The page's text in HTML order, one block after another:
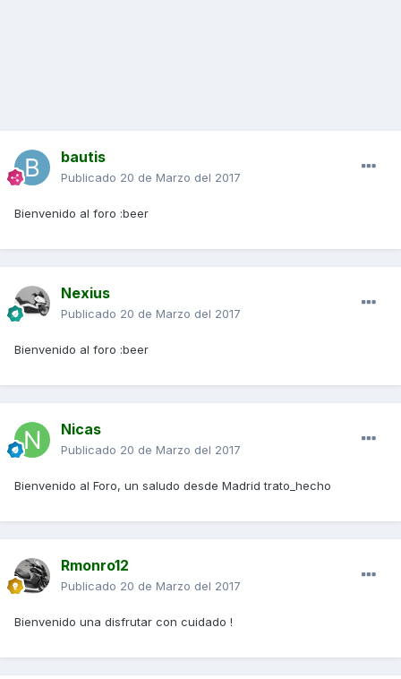
bautis
Publicado 20 de Marzo del 2017
Bienvenido al foro :beer
Nexius
Publicado 20 de Marzo del 2017
Bienvenido al foro :beer
Nicas
Publicado 20 de Marzo del 2017
Bienvenido al Foro, un saludo desde Madrid trato_hecho
Rmonro12
Publicado 20 de Marzo del 2017
Bienvenido una disfrutar con cuidado !